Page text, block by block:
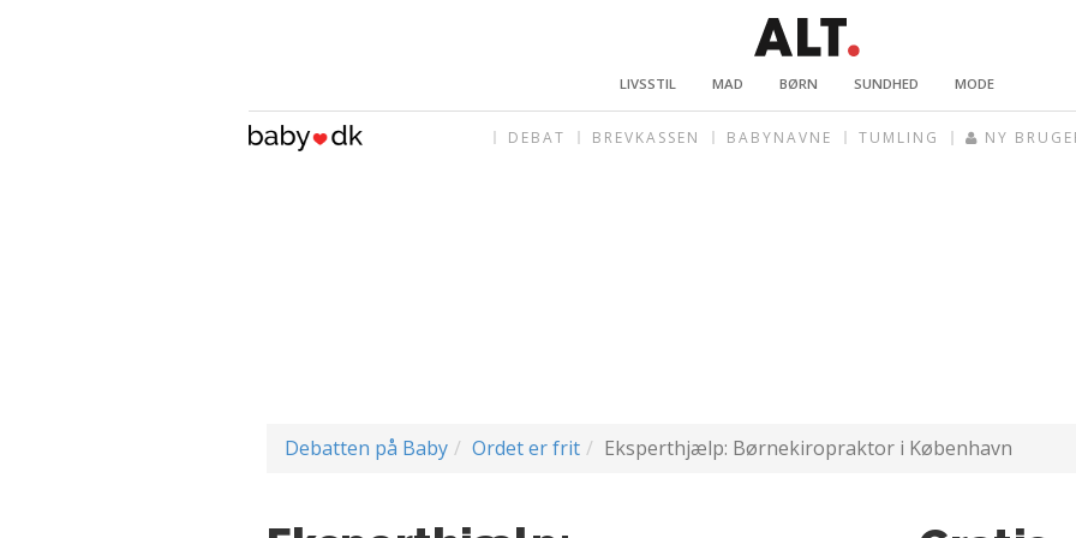
LIVSSTIL MAD BØRN SUNDHED MODE
DEBAT BREVKASSEN BABYNAVNE TUMLING NY
Debatten på Baby Ordet er frit Eksperthjælp: Børnekiropraktor i København